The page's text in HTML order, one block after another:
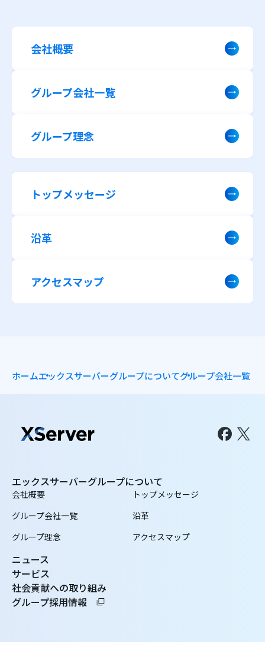
会社概要
グループ会社一覧
グループ理念
トップメッセージ
沿革
アクセスマップ
ホームエックスサーバーグループについてグループ会社一覧
エックスサーバーグループについて
会社概要
グループ会社一覧
グループ理念
トップメッセージ
沿革
アクセスマップ
ニュース
サービス
社会貢献への取り組み
グループ採用情報